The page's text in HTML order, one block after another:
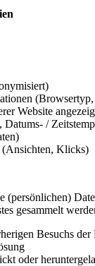
(Browsertyp,
Website
Datums- /
(Ansichten, Klicks)
(persönlichen)
gesammelt
Besuchs der
oder